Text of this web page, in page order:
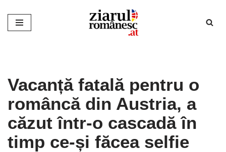
Sari
Vacanță fatală pentru o
româncă din Austria, a
căzut într-o cascadă în
timp ce-și făcea selfie